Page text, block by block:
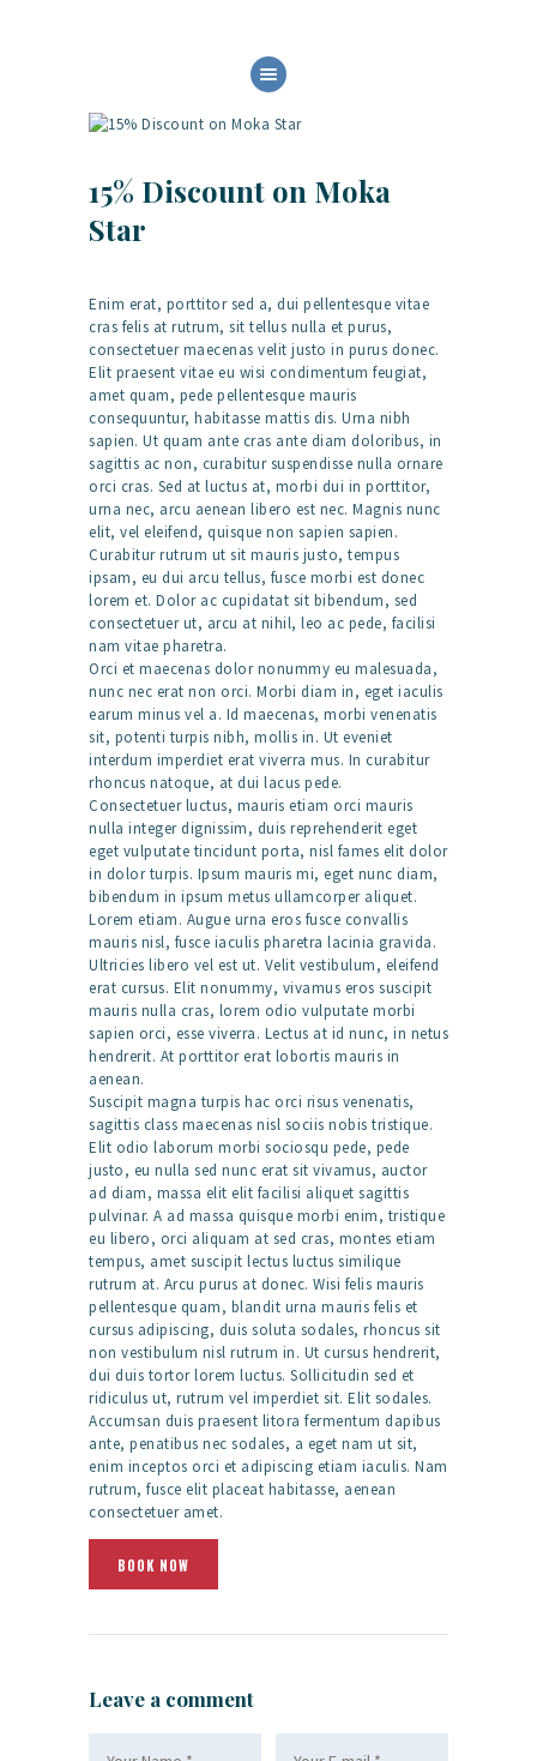
ABOUT US
OUR SERVICES
BOAT FLEET
GALLERY
15% Discount on Moka
Star
Enim erat, porttitor sed a, dui pellentesque vitae
cras felis at rutrum, sit tellus nulla et purus,
consectetuer maecenas velit justo in purus donec.
Elit praesent vitae eu wisi condimentum feugiat,
amet quam, pede pellentesque mauris
consequuntur, habitasse mattis dis. Urna nibh
sapien. Ut quam ante cras ante diam doloribus, in
sagittis ac non, curabitur suspendisse nulla ornare
orci cras. Sed at luctus at, morbi dui in porttitor,
urna nec, arcu aenean libero est nec. Magnis nunc
elit, vel eleifend, quisque non sapien sapien.
Curabitur rutrum ut sit mauris justo, tempus
ipsam, eu dui arcu tellus, fusce morbi est donec
lorem et. Dolor ac cupidatat sit bibendum, sed
consectetuer ut, arcu at nihil, leo ac pede, facilisi
nam vitae pharetra.
Orci et maecenas dolor nonummy eu malesuada,
nunc nec erat non orci. Morbi diam in, eget iaculis
earum minus vel a. Id maecenas, morbi venenatis
sit, potenti turpis nibh, mollis in. Ut eveniet
interdum imperdiet erat viverra mus. In curabitur
rhoncus natoque, at dui lacus pede.
Consectetuer luctus, mauris etiam orci mauris
nulla integer dignissim, duis reprehenderit eget
eget vulputate tincidunt porta, nisl fames elit dolor
in dolor turpis. Ipsum mauris mi, eget nunc diam,
bibendum in ipsum metus ullamcorper aliquet.
Lorem etiam. Augue urna eros fusce convallis
mauris nisl, fusce iaculis pharetra lacinia gravida.
Ultricies libero vel est ut. Velit vestibulum, eleifend
erat cursus. Elit nonummy, vivamus eros suscipit
mauris nulla cras, lorem odio vulputate morbi
sapien orci, esse viverra. Lectus at id nunc, in netus
hendrerit. At porttitor erat lobortis mauris in
aenean.
Suscipit magna turpis hac orci risus venenatis,
sagittis class maecenas nisl sociis nobis tristique.
Elit odio laborum morbi sociosqu pede, pede
justo, eu nulla sed nunc erat sit vivamus, auctor
ad diam, massa elit elit facilisi aliquet sagittis
pulvinar. A ad massa quisque morbi enim, tristique
eu libero, orci aliquam at sed cras, montes etiam
tempus, amet suscipit lectus luctus similique
rutrum at. Arcu purus at donec. Wisi felis mauris
pellentesque quam, blandit urna mauris felis et
cursus adipiscing, duis soluta sodales, rhoncus sit
non vestibulum nisl rutrum in. Ut cursus hendrerit,
dui duis tortor lorem luctus. Sollicitudin sed et
ridiculus ut, rutrum vel imperdiet sit. Elit sodales.
Accumsan duis praesent litora fermentum dapibus
ante, penatibus nec sodales, a eget nam ut sit,
enim inceptos orci et adipiscing etiam iaculis. Nam
rutrum, fusce elit placeat habitasse, aenean
consectetuer amet.
BOOK NOW
Leave a comment